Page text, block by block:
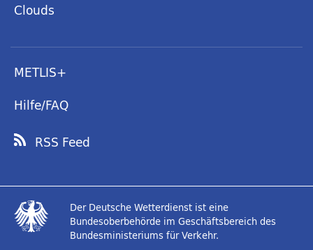
Clouds
METLIS+
Hilfe/FAQ
RSS Feed
Der Deutsche Wetterdienst ist eine
Bundesoberbehörde im Geschäftsbereich des
Bundesministeriums für Verkehr.